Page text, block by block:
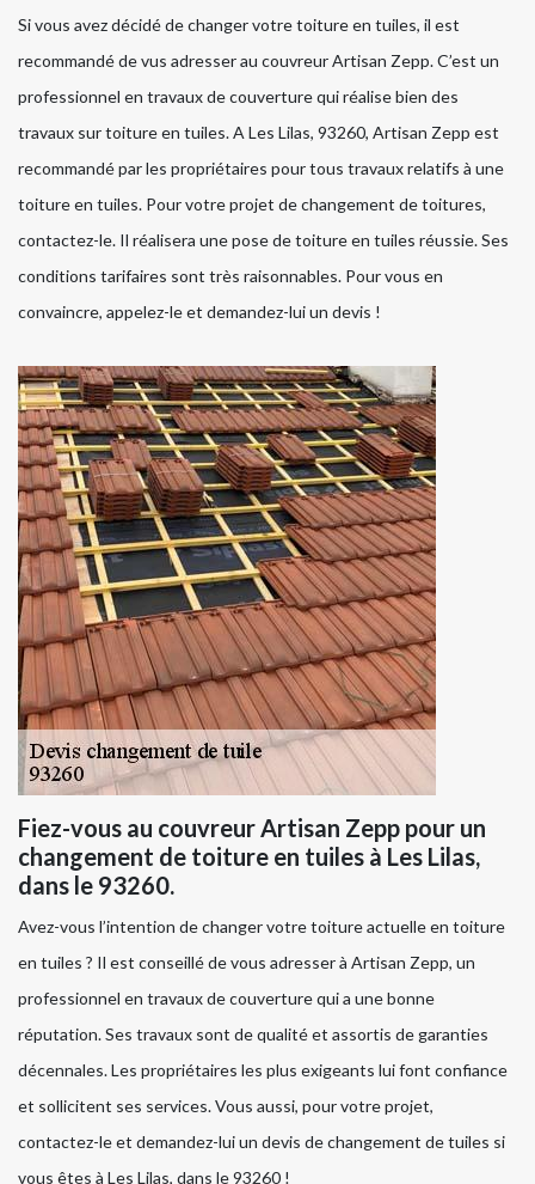
Si vous avez décidé de changer votre toiture en tuiles, il est
recommandé de vus adresser au couvreur Artisan Zepp. C’est un
professionnel en travaux de couverture qui réalise bien des
travaux sur toiture en tuiles. A Les Lilas, 93260, Artisan Zepp est
recommandé par les propriétaires pour tous travaux relatifs à une
toiture en tuiles. Pour votre projet de changement de toitures,
contactez-le. Il réalisera une pose de toiture en tuiles réussie. Ses
conditions tarifaires sont très raisonnables. Pour vous en
convaincre, appelez-le et demandez-lui un devis !
Fiez-vous au couvreur Artisan Zepp pour un
changement de toiture en tuiles à Les Lilas,
dans le 93260.
Avez-vous l’intention de changer votre toiture actuelle en toiture
en tuiles ? Il est conseillé de vous adresser à Artisan Zepp, un
professionnel en travaux de couverture qui a une bonne
réputation. Ses travaux sont de qualité et assortis de garanties
décennales. Les propriétaires les plus exigeants lui font confiance
et sollicitent ses services. Vous aussi, pour votre projet,
contactez-le et demandez-lui un devis de changement de tuiles si
vous êtes à Les Lilas, dans le 93260 !